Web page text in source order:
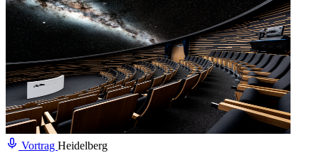
Vortrag Heidelberg